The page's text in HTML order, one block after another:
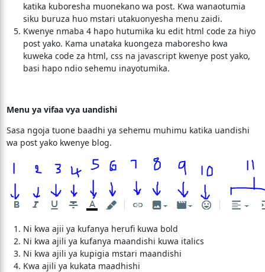
katika kuboresha muonekano wa post. Kwa wanaotumia
siku buruza huo mstari utakuonyesha menu zaidi.
Kwenye nmaba 4 hapo hutumika ku edit html code za hiyo
post yako. Kama unataka kuongeza maboresho kwa
kuweka code za html, css na javascript kwenye post yako,
basi hapo ndio sehemu inayotumika.
Menu ya vifaa vya uandishi
Sasa ngoja tuone baadhi ya sehemu muhimu katika uandishi
wa post yako kwenye blog.
Ni kwa ajii ya kufanya herufi kuwa bold
Ni kwa ajili ya kufanya maandishi kuwa italics
Ni kwa ajili ya kupigia mstari maandishi
Kwa ajili ya kukata maadhishi